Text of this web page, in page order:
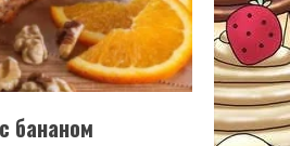
бананом